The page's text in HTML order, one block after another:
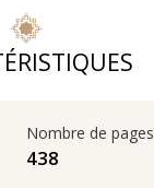
Nombre de pages
438